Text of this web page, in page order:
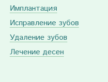
Имплантация
Исправление зубов
Удаление зубов
Лечение десен